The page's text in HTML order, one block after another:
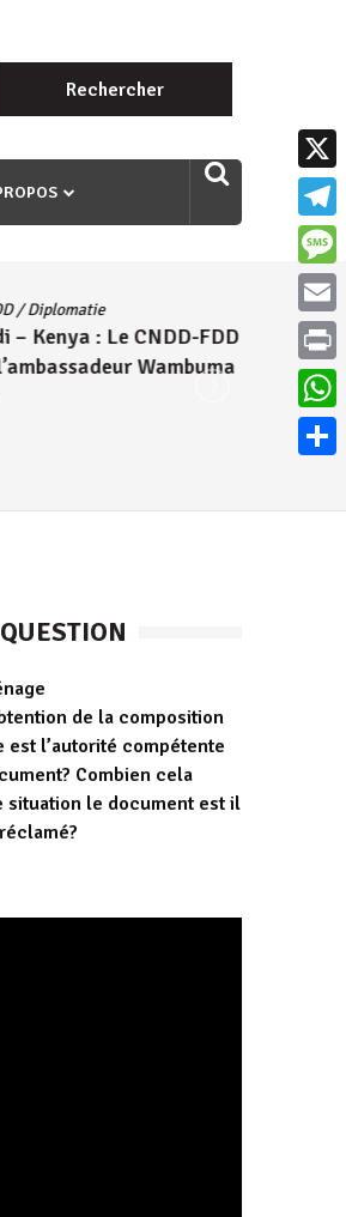
iki kibazo : Uriko ukora iki kugira ngo
Rechercher :
/Diplomatie
– Kenya : Le CNDD-FDD
Wambuma
de la composition
est l’autorité compétente
Combien cela
situation le document est il
X
Email
Print